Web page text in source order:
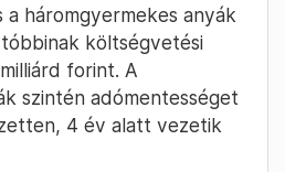
háromgyermekes anyák
költségvetési
forint. A
szintén adómentességet
4 év alatt vezetik